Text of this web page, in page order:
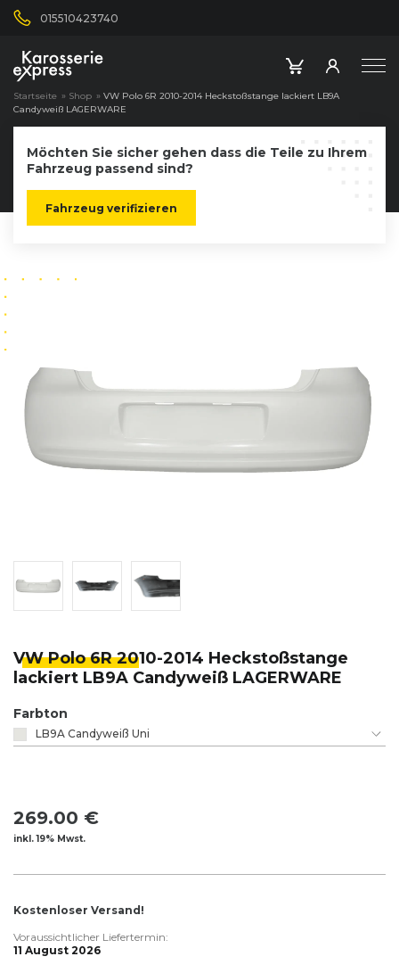
015510423740
Startseite » Shop » VW Polo 6R 2010-2014 Heckstoßstange lackiert LB9A
Candyweiß LAGERWARE
Möchten Sie sicher gehen dass die Teile zu Ihrem
Fahrzeug passend sind?
Fahrzeug verifizieren
VW Polo 6R 2010-2014 Heckstoßstange
lackiert LB9A Candyweiß LAGERWARE
Farbton
LB9A Candyweiß Uni
269.00 €
inkl. 19% Mwst.
Kostenloser Versand!
Voraussichtlicher Liefertermin:
11 August 2026